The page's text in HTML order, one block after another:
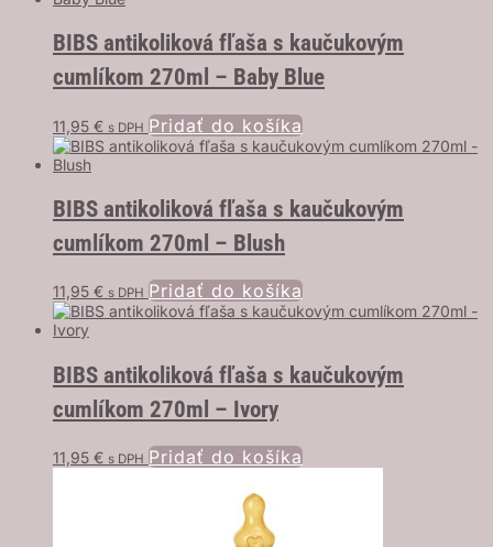
BIBS antikoliková fľaša s kaučukovým
cumlíkom 270ml – Baby Blue
11,95 € s DPH Pridať do košíka
BIBS antikoliková fľaša s kaučukovým
cumlíkom 270ml – Blush
11,95 € s DPH Pridať do košíka
BIBS antikoliková fľaša s kaučukovým
cumlíkom 270ml – Ivory
11,95 € s DPH Pridať do košíka